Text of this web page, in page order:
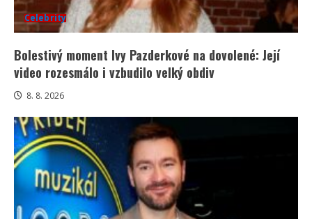
Celebrity
Bolestivý moment Ivy Pazderkové na dovolené: Její
video rozesmálo i vzbudilo velký obdiv
8. 8. 2026